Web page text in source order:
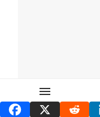
Danh mục